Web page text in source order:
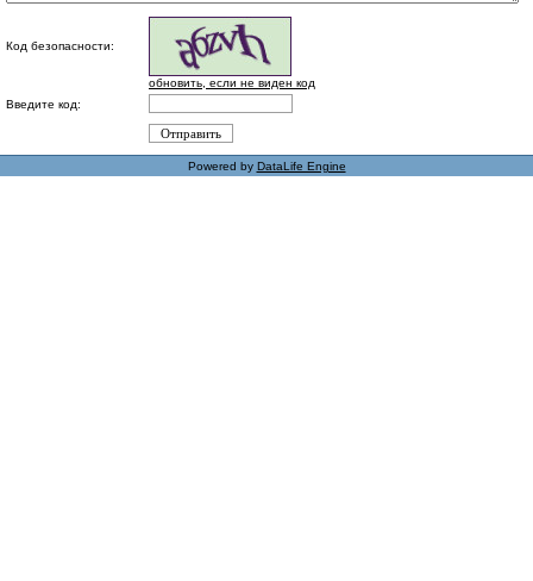
Код безопасности:
обновить, если не виден код
Введите код:
Powered by DataLife Engine